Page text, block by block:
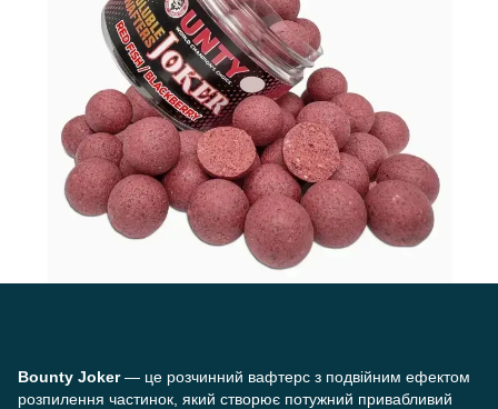
Bounty Joker— це розчинний вафтерс з подвійним ефектом
розпилення частинок, який створює потужний привабливий